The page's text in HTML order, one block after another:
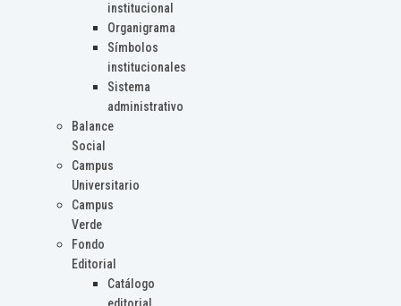
institucional
Organigrama
Símbolos
institucionales
Sistema
administrativo
Balance
Social
Campus
Universitario
Campus
Verde
Fondo
Editorial
Catálogo